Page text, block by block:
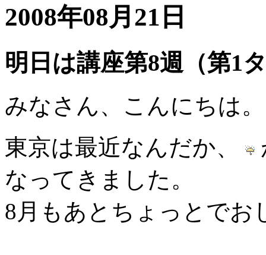
2008年08月21日
明日は講座第8週（第1
みなさん、こんにちは
東京は最近なんだか、
なってきました。
8月もあとちょっとでお